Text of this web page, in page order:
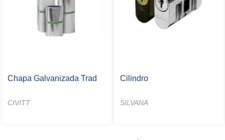
Chapa Galvanizada Trad
CIVITT
Cilindro
SILVANA